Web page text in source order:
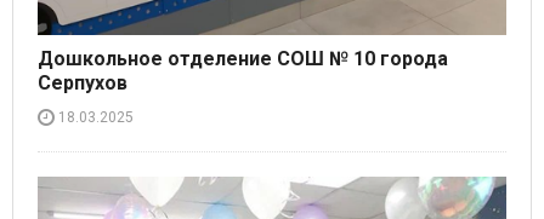
Дошкольное отделение СОШ № 10 города
Серпухов
18.03.2025